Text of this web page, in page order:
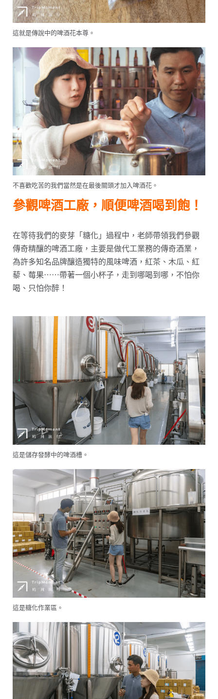
這就是傳說中的啤酒花本尊。
不喜歡吃苦的我們當然是在最後關頭才加入啤酒花。
參觀啤酒工廠，順便啤酒喝到飽！
在等待我們的麥芽「糖化」過程中，老師帶領我們參觀
傳奇精釀的啤酒工廠，主要是做代工業務的傳奇酒業，
為許多知名品牌釀造獨特的風味啤酒，紅茶、木瓜、紅
藜、莓果⋯⋯帶著一個小杯子，走到哪喝到哪，不怕你
喝、只怕你醉！
這是儲存發酵中的啤酒槽。
這是糖化作業區。